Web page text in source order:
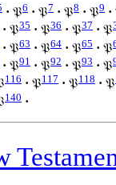
· 𝔓6 · 𝔓7 · 𝔓8 · 𝔓9 ·
· 𝔓35 · 𝔓36 · 𝔓37 · 𝔓
· 𝔓63 · 𝔓64 · 𝔓65 · 𝔓
· 𝔓91 · 𝔓92 · 𝔓93 · 𝔓
116 · 𝔓117 · 𝔓118 · 𝔓
140 ·